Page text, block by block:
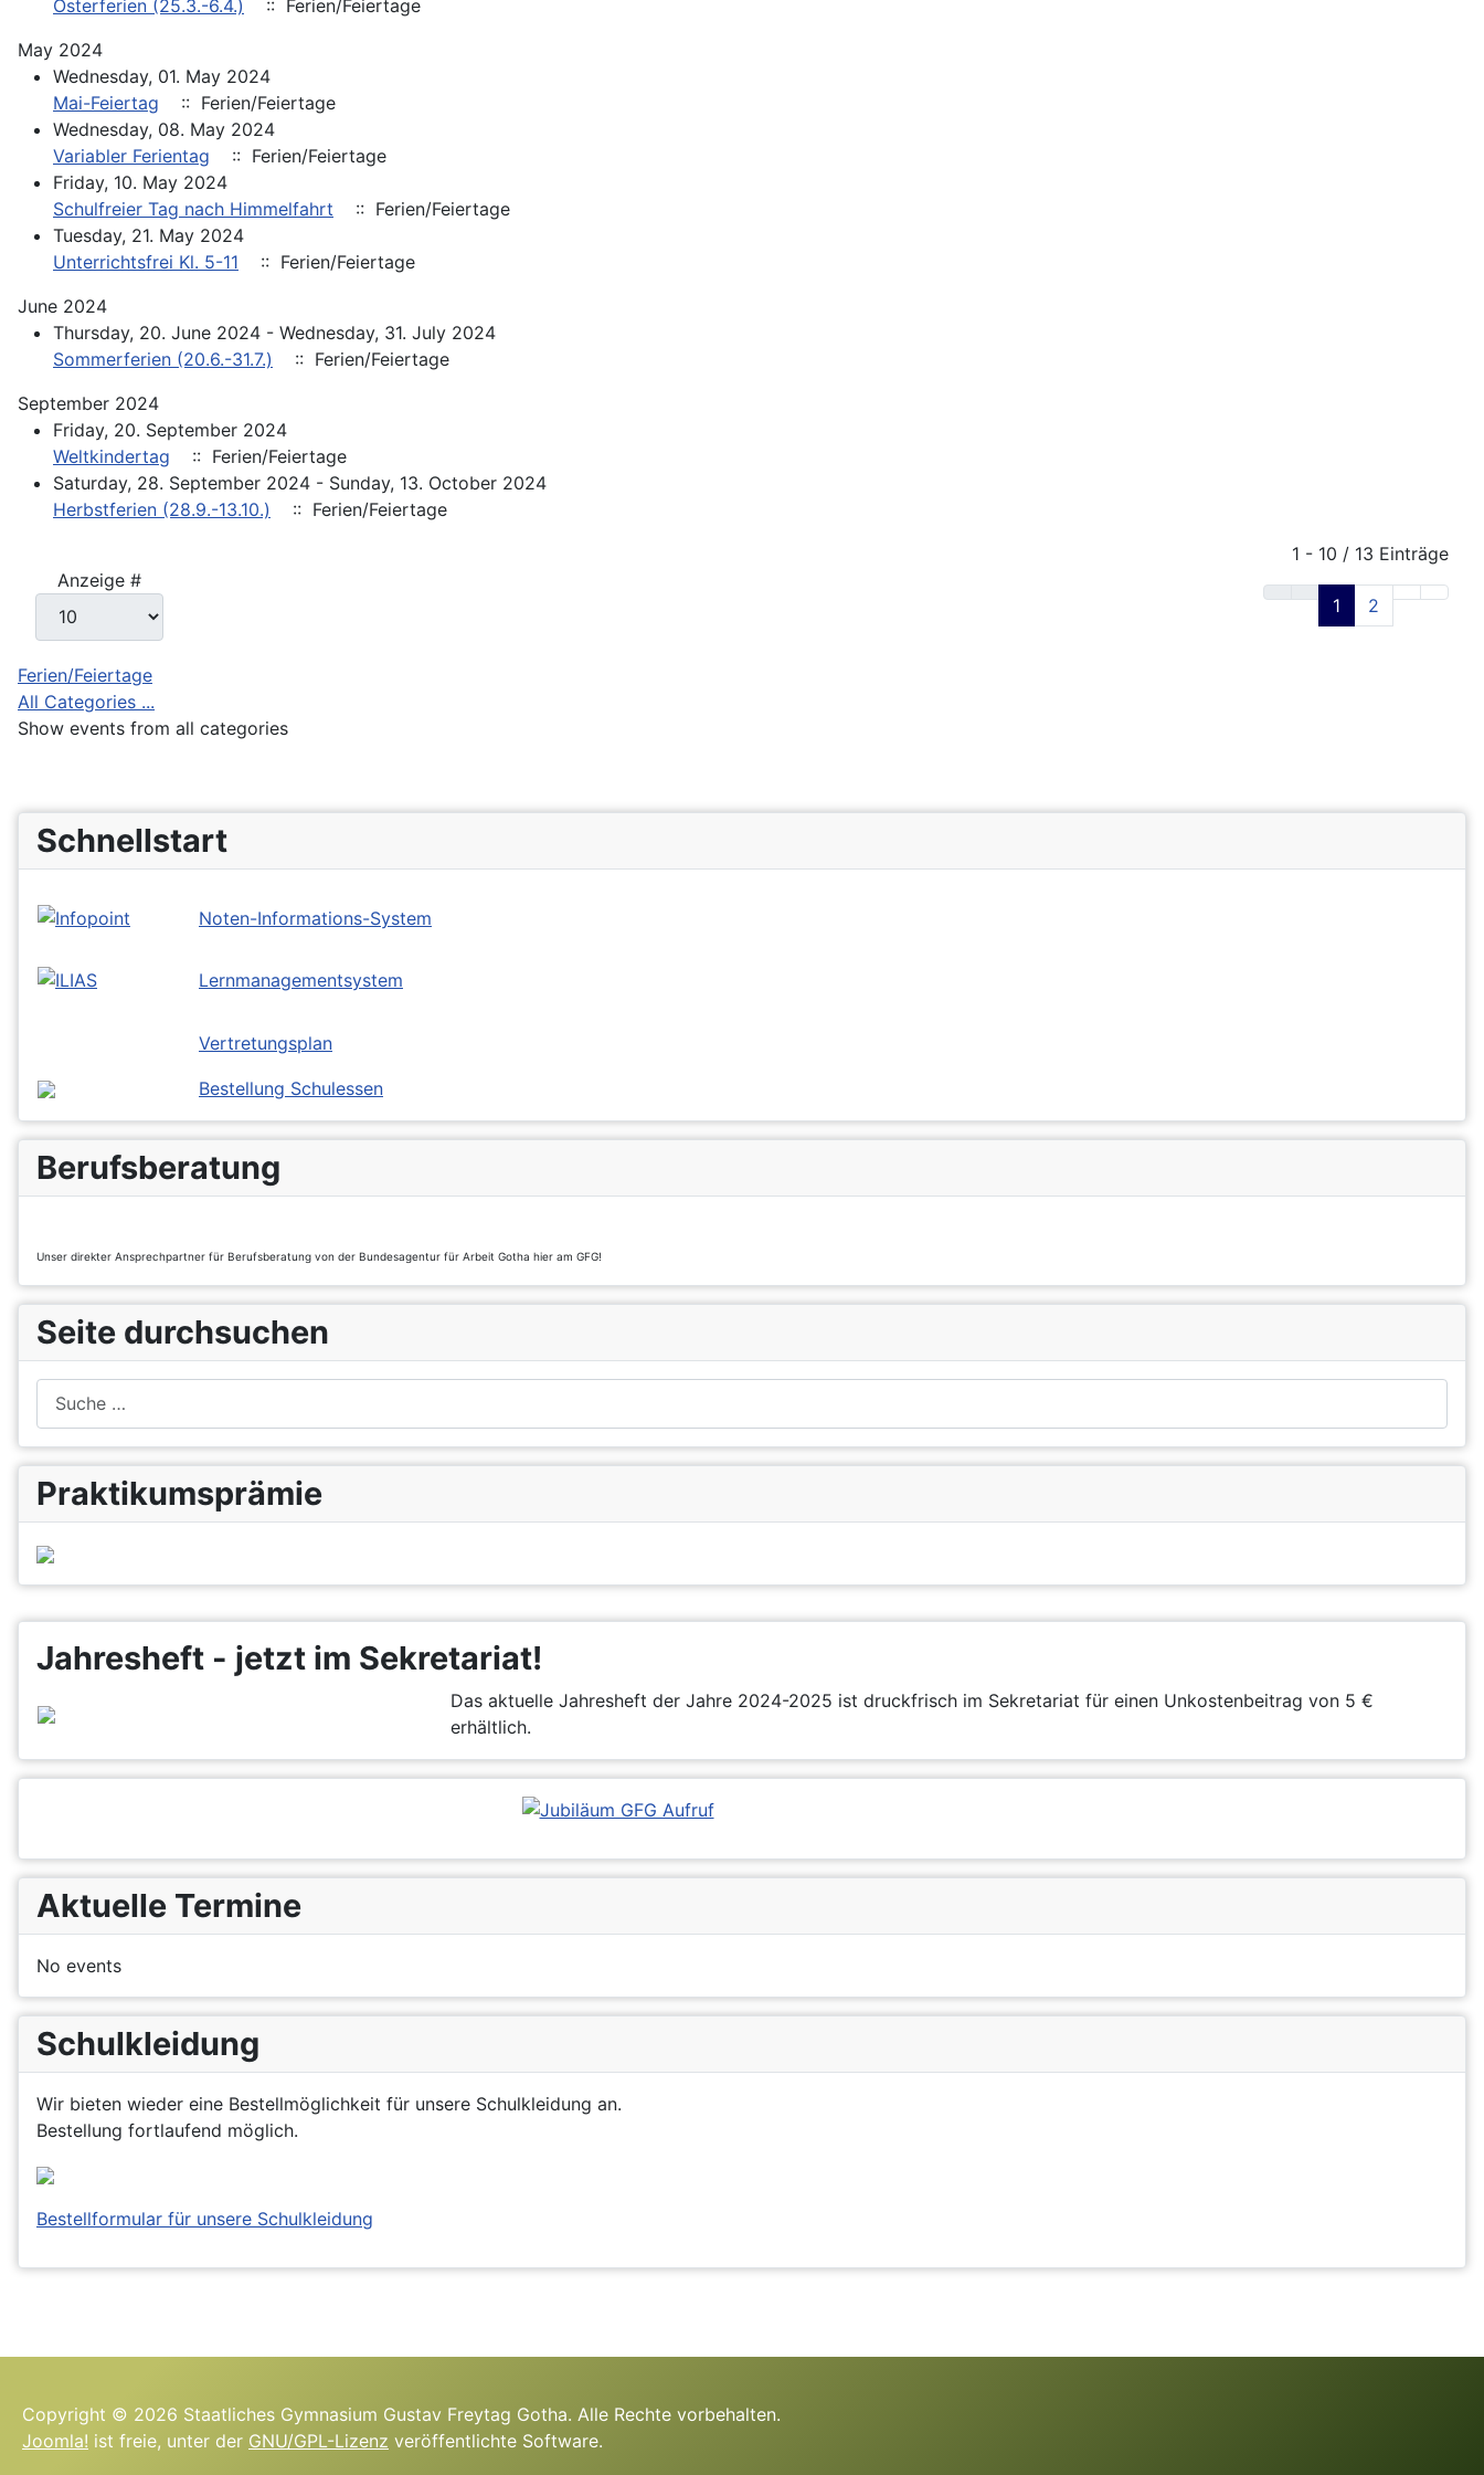
Jahresheft - jetzt im Sekretariat!
Das aktuelle Jahresheft der Jahre 2024-2025 ist druckfrisch im Sekretariat für einen Unkostenbeitrag von 5 €
erhältlich.
Aktuelle Termine
No events
Schulkleidung
Wir bieten wieder eine Bestellmöglichkeit für unsere Schulkleidung an.
Bestellung fortlaufend möglich.
Bestellformular für unsere Schulkleidung
Osterferien (25.3.-6.4.)
:: Ferien/Feiertage
May 2024
Wednesday, 01. May 2024
Mai-Feiertag
:: Ferien/Feiertage
Wednesday, 08. May 2024
Variabler Ferientag
:: Ferien/Feiertage
Friday, 10. May 2024
Schulfreier Tag nach Himmelfahrt
:: Ferien/Feiertage
Tuesday, 21. May 2024
Unterrichtsfrei Kl. 5-11
:: Ferien/Feiertage
June 2024
Thursday, 20. June 2024 - Wednesday, 31. July 2024
Sommerferien (20.6.-31.7.)
:: Ferien/Feiertage
September 2024
Friday, 20. September 2024
Weltkindertag
:: Ferien/Feiertage
Saturday, 28. September 2024 - Sunday, 13. October 2024
Herbstferien (28.9.-13.10.)
:: Ferien/Feiertage
1 - 10 / 13 Einträge
Anzeige #
1
2
Ferien/Feiertage
All Categories ...
Show events from all categories
Schnellstart
Noten-Informations-System
Lernmanagementsystem
Vertretungsplan
Bestellung Schulessen
Berufsberatung
Unser direkter Ansprechpartner für Berufsberatung von der Bundesagentur für Arbeit Gotha hier am GFG!
Seite durchsuchen
Praktikumsprämie
Copyright © 2026 Staatliches Gymnasium Gustav Freytag Gotha. Alle Rechte vorbehalten.
Joomla! ist freie, unter der GNU/GPL-Lizenz veröffentlichte Software.